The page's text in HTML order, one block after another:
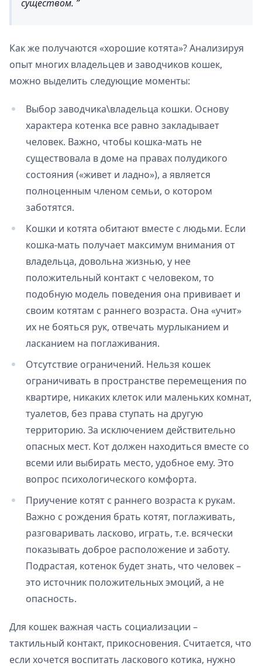
существом.
Как же получаются «хорошие котята»? Анализируя
опыт многих владельцев и заводчиков кошек,
можно выделить следующие моменты:
Выбор заводчика\владельца кошки. Основу
характера котенка все равно закладывает
человек. Важно, чтобы кошка-мать не
существовала в доме на правах полудикого
состояния («живет и ладно»), а является
полноценным членом семьи, о котором
заботятся.
Кошки и котята обитают вместе с людьми. Если
кошка-мать получает максимум внимания от
владельца, довольна жизнью, у нее
положительный контакт с человеком, то
подобную модель поведения она прививает и
своим котятам с раннего возраста. Она «учит»
их не бояться рук, отвечать мурлыканием и
ласканием на поглаживания.
Отсутствие ограничений. Нельзя кошек
ограничивать в пространстве перемещения по
квартире, никаких клеток или маленьких комнат,
туалетов, без права ступать на другую
территорию. За исключением действительно
опасных мест. Кот должен находиться вместе со
всеми или выбирать место, удобное ему. Это
вопрос психологического комфорта.
Приучение котят с раннего возраста к рукам.
Важно с рождения брать котят, поглаживать,
разговаривать ласково, играть, т.е. всячески
показывать доброе расположение и заботу.
Подрастая, котенок будет знать, что человек –
это источник положительных эмоций, а не
опасность.
Для кошек важная часть социализации –
тактильный контакт, прикосновения. Считается, что
если хочется воспитать ласкового котика, нужно